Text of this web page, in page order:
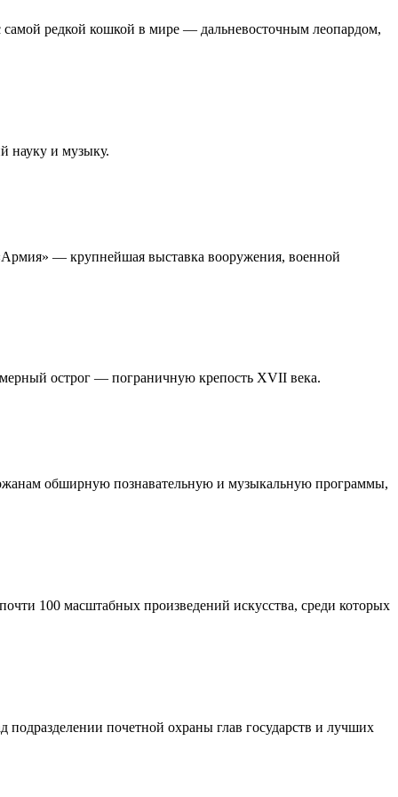
самой редкой кошкой в мире — дальневосточным леопардом,
науку и музыку.
— крупнейшая выставка вооружения, военной
острог — пограничную крепость XVII века.
обширную познавательную и музыкальную программы,
100 масштабных произведений искусства, среди которых
почетной охраны глав государств и лучших